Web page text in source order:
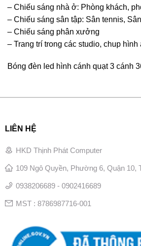
– Chiếu sáng nhà ở: Phòng khách,
– Chiếu sáng sân tập: Sân tennis,
– Chiếu sáng phân xưởng
– Trang trí trong các studio, chup
Bóng đèn led hình cánh quạt 3 cánh
LIÊN HỆ
HKD Thịnh Phát Computer
109 Ngô Quyền, Phường 6, Quận 10,
0938206689 - 0902416689
MST : 8786987716-001